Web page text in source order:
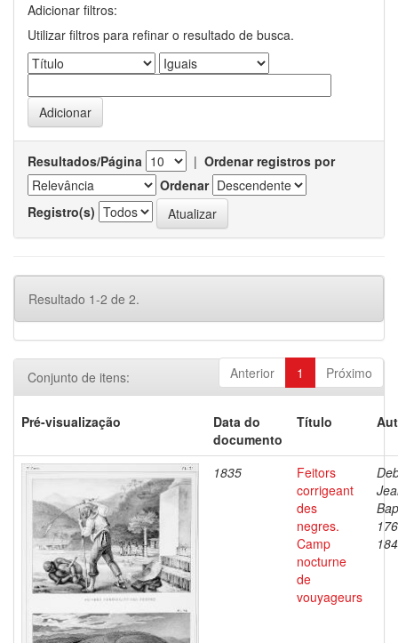
Adicionar filtros:
Utilizar filtros para refinar o resultado de busca.
Resultados/Página | Ordenar registros por
Ordenar
Registro(s)
Resultado 1-2 de 2.
Anterior 1 Próximo
Conjunto de itens:
Pré-visualização
Data do
documento
Título
1835
Feitors
corrigeant
des
negres.
Camp
nocturne
de
vouyageurs